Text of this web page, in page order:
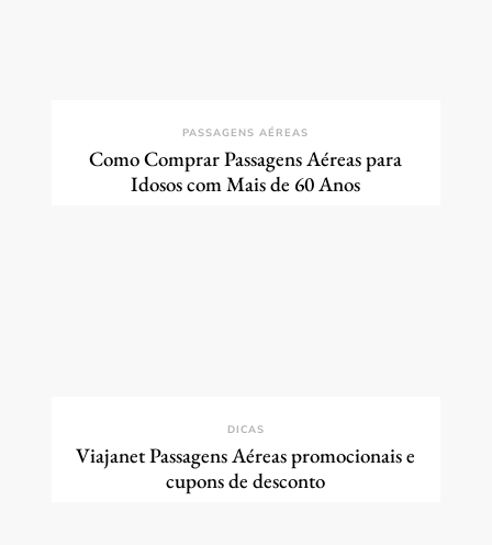
PASSAGENS AÉREAS
Como Comprar Passagens Aéreas para
Idosos com Mais de 60 Anos
DICAS
Viajanet Passagens Aéreas promocionais e
cupons de desconto